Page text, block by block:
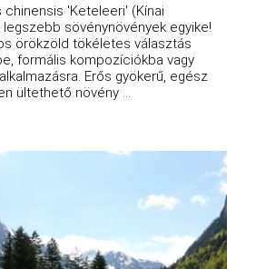
chinensis 'Keteleeri' (Kínai
sövénynövények egyike!
örökzöld tökéletes választás
formális kompozíciókba vagy
Erős gyökerű, egész
ültethető növény ...